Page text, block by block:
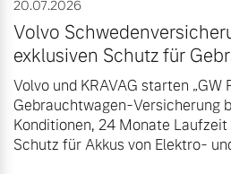
Volvo
Die
Mehr
20.07.2026
Volvo
exklusiven Schutz für
Volvo und KRAVAG starten „GW
Gebrauchtwagen-Versicherung
Konditionen, 24 Monate
Schutz für Akkus von Elektro-